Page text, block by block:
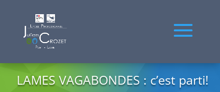
LAMES VAGABONDES : c’est parti!